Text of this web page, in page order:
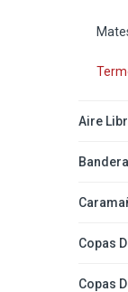
Aire
Copas
Copas